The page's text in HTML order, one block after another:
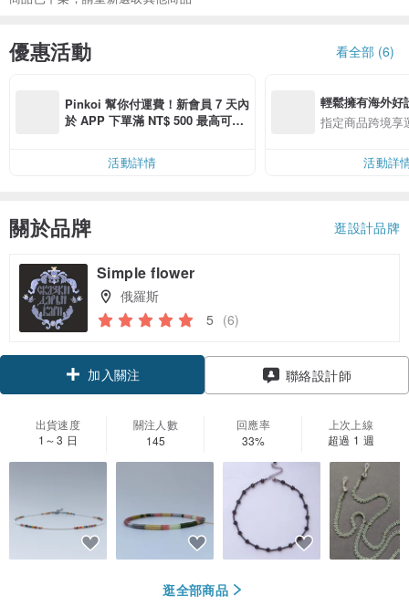
優惠活動 看全部 (6)
Pinkoi 幫你付運費！新會員 7 天內
於 APP 下單滿 NT$ 500 最高可折
活動詳情
輕鬆擁有海外好
指定商品跨境享
活動詳
關於品牌 逛設計品牌
Simple flower
俄羅斯
5 (6)
加入關注 聯絡設計師
出貨速度
1～3 日
關注人數
145
回應率
33%
上次上線
超過 1 週
逛全部商品